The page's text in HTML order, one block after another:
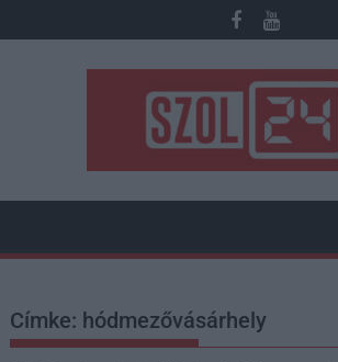
to
Címke: hódmezővásárhely